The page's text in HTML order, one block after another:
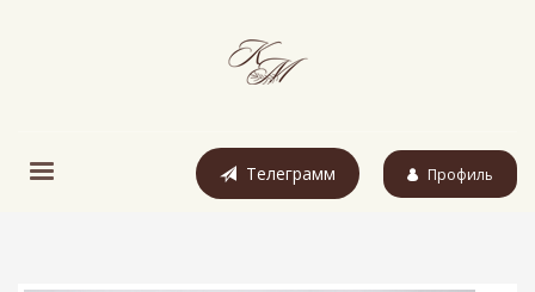
Телеграмм Профиль